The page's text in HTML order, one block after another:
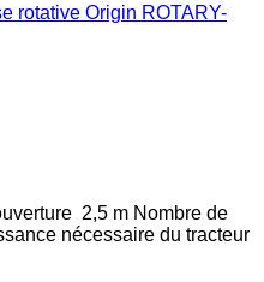
rotative Origin ROTARY-
2,5 m Nombre de
nécessaire du tracteur